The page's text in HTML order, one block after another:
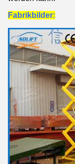
Fabrikbilder: